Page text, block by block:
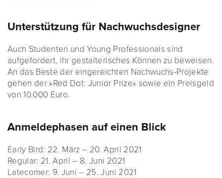
Unterstützung für Nachwuchsdesigner
Auch Studenten und Young Professionals sind
aufgefordert, ihr gestalterisches Können zu beweisen.
An das Beste der eingereichten Nachwuchs-Projekte
gehen der »Red Dot: Junior Prize« sowie ein Preisgeld
von 10.000 Euro.
Anmeldephasen auf einen Blick
Early Bird: 22. März – 20. April 2021
Regular: 21. April – 8. Juni 2021
Latecomer: 9. Juni – 25. Juni 2021